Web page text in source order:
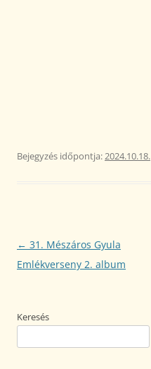
Bejegyzés időpontja:2024.10.18.
Bejegyzés
navigáció
← 31. Mészáros Gyula
Emlékverseny 2. album
Keresés